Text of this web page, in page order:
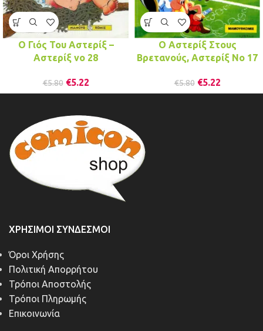
Ο Γιός Του Αστερίξ –
Αστερίξ νo 28
€5.80 €5.22
Ο Αστερίξ Στους
Βρετανούς, Αστερίξ No 17
€5.80 €5.22
ΧΡΉΣΙΜΟΙ ΣΎΝΔΕΣΜΟΙ
Όροι Χρήσης
Πολιτική Απορρήτου
Τρόποι Αποστολής
Τρόποι Πληρωμής
Επικοινωνία